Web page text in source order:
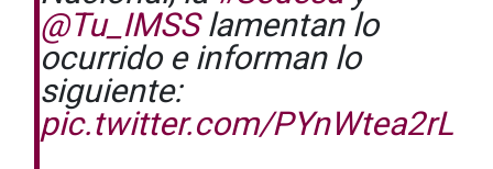
@Tu_IMSSlamentan lo
ocurrido e informan lo
siguiente:
pic.twitter.com/PYnWtea2rL